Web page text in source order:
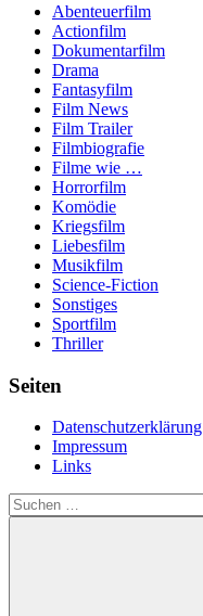
Abenteuerfilm
Actionfilm
Dokumentarfilm
Drama
Fantasyfilm
Film News
Film Trailer
Filmbiografie
Filme wie …
Horrorfilm
Komödie
Kriegsfilm
Liebesfilm
Musikfilm
Science-Fiction
Sonstiges
Sportfilm
Thriller
Seiten
Datenschutzerklärung
Impressum
Links
Suchen
nach: